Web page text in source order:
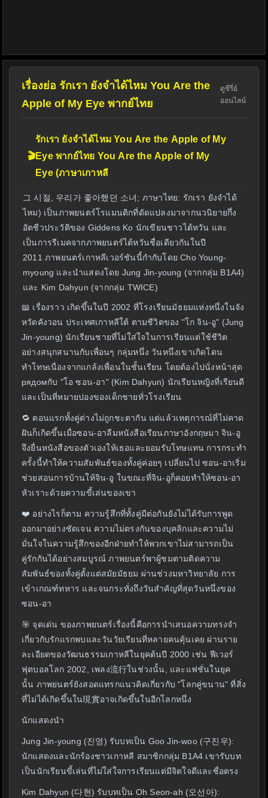
เรื่องย่อ รักเรา ยังจำได้ไหม You Are the
Apple of My Eye พากย์ไทย
ดูซีรี่ย์
ออนไลน์
🎬
รักเรา ยังจำได้ไหม You Are the Apple of My
Eye พากย์ไทย You Are the Apple of My
Eye (ภาษาเกาหลี
그 시절, 우리가 좋아했던 소녀; ภาษาไทย: รักเรา ยังจำได้
ไหม) เป็นภาพยนตร์โรแมนติกที่ดัดแปลงมาจากนวนิยายกึ่ง
อัตชีวประวัติของ Giddens Ko นักเขียนชาวไต้หวัน และ
เป็นการรีเมคจากภาพยนตร์ไต้หวันชื่อเดียวกันในปี
2011 ภาพยนตร์เกาหลีเวอร์ชันนี้กำกับโดย Cho Young-
myoung และนำแสดงโดย Jung Jin-young (จากกลุ่ม B1A4)
และ Kim Dahyun (จากกลุ่ม TWICE)
📖 เรื่องราว เกิดขึ้นในปี 2002 ที่โรงเรียนมัธยมแห่งหนึ่งในจัง
หวัดคังวอน ประเทศเกาหลีใต้ ตามชีวิตของ "โก จิน-อู" (Jung
Jin-young) นักเรียนชายที่ไม่ใส่ใจในการเรียนแต่ใช้ชีวิต
อย่างสนุกสนานกับเพื่อนๆ กลุ่มหนึ่ง วันหนึ่งเขาเกิดโดน
ทำโทษเนื่องจากแกล้งเพื่อนในชั้นเรียน โดยต้องไปนั่งหน้าสุด
рядомกับ "โอ ซอน-อา" (Kim Dahyun) นักเรียนหญิงที่เรียนดี
และเป็นที่หมายปองของเด็กชายทั่วโรงเรียน
🔁 ตอนแรกทั้งคู่ต่างไม่ถูกชะตากัน แต่แล้วเหตุการณ์ที่ไม่คาด
ฝันก็เกิดขึ้นเมื่อซอน-อาลืมหนังสือเรียนภาษาอังกฤษมา จิน-อู
จึงยื่นหนังสือของตัวเองให้เธอและยอมรับโทษแทน การกระทำ
ครั้งนี้ทำให้ความสัมพันธ์ของทั้งคู่ค่อยๆ เปลี่ยนไป ซอน-อาเริ่ม
ช่วยสอนการบ้านให้จิน-อู ในขณะที่จิน-อูก็คอยทำให้ซอน-อา
หัวเราะด้วยความขี้เล่นของเขา
❤️ อย่างไรก็ตาม ความรู้สึกที่ทั้งคู่มีต่อกันยังไม่ได้รับการพูด
ออกมาอย่างชัดเจน ความไม่ตรงกันของบุคลิกและความไม่
มั่นใจในความรู้สึกของอีกฝ่ายทำให้พวกเขาไม่สามารถเป็น
คู่รักกันได้อย่างสมบูรณ์ ภาพยนตร์พาผู้ชมตามติดความ
สัมพันธ์ของทั้งคู่ตั้งแต่สมัยมัธยม ผ่านช่วงมหาวิทยาลัย การ
เข้าเกณฑ์ทหาร และจนกระทั่งถึงวันสำคัญที่สุดวันหนึ่งของ
ซอน-อา
🎯 จุดเด่น ของภาพยนตร์เรื่องนี้คือการนำเสนอความทรงจำ
เกี่ยวกับรักแรกพบและวันวัยเรียนที่หลายคนคุ้นเคย ผ่านราย
ละเอียดของวัฒนธรรมเกาหลีในยุคต้นปี 2000 เช่น ฟีเวอร์
ฟุตบอลโลก 2002, เพลง流行ในช่วงนั้น, และแฟชั่นในยุค
นั้น ภาพยนตร์ยังสอดแทรกแนวคิดเกี่ยวกับ "โลกคู่ขนาน" ที่สิ่ง
ที่ไม่ได้เกิดขึ้นใน現實อาจเกิดขึ้นในอีกโลกหนึ่ง
นักแสดงนำ
Jung Jin-young (진영) รับบทเป็น Goo Jin-woo (구진우):
นักแสดงและนักร้องชาวเกาหลี สมาชิกกลุ่ม B1A4 เขารับบท
เป็นนักเรียนขี้เล่นที่ไม่ใส่ใจการเรียนแต่มีจิตใจดีและซื่อตรง
Kim Dahyun (다현) รับบทเป็น Oh Seon-ah (오선아):